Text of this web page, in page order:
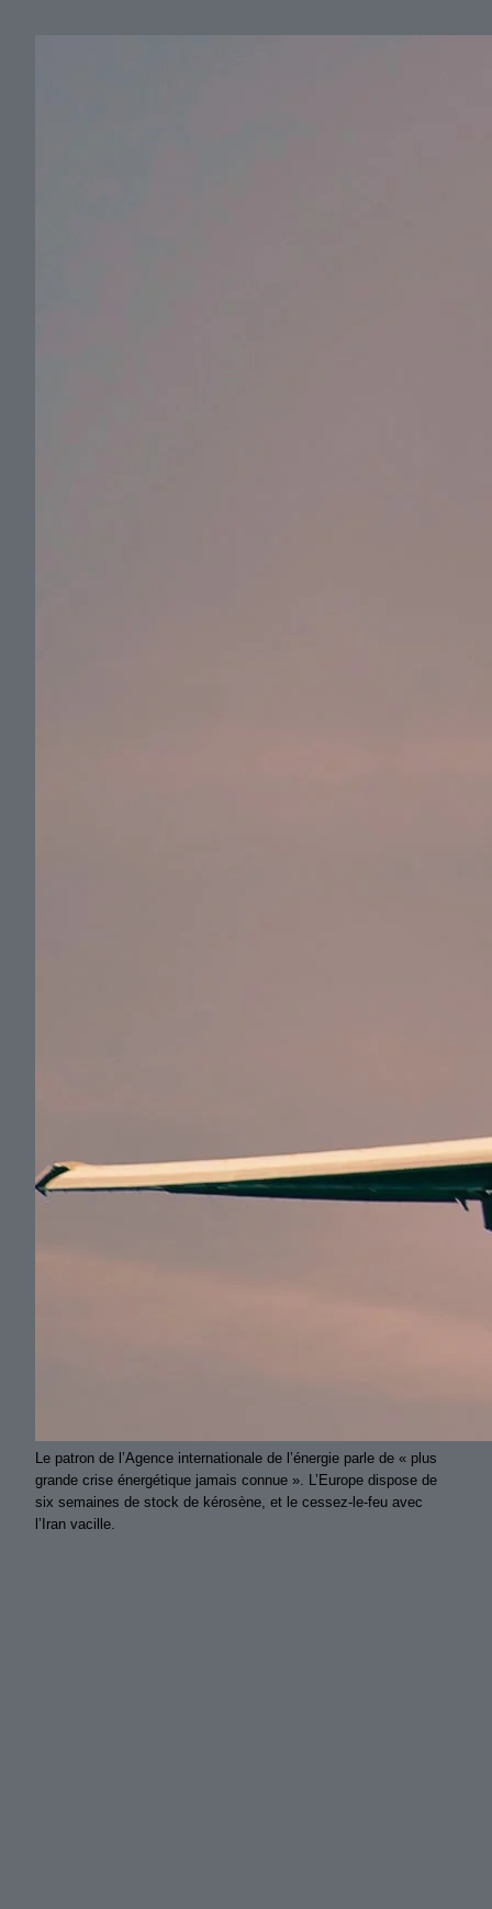
Le patron de l’Agence internationale de l’énergie parle de « plus
grande crise énergétique jamais connue ». L’Europe dispose de
six semaines de stock de kérosène, et le cessez-le-feu avec
l’Iran vacille.